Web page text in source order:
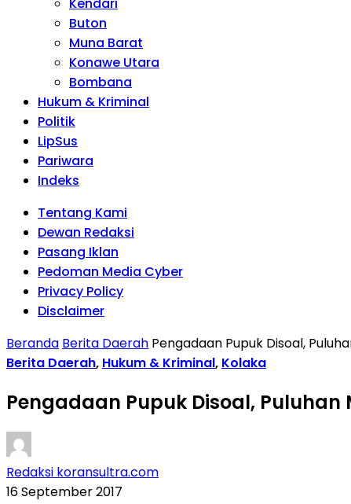
Buton
Muna Barat
Konawe Utara
Bombana
Hukum & Kriminal
Politik
LipSus
Pariwara
Indeks
Tentang Kami
Dewan Redaksi
Pasang Iklan
Pedoman Media Cyber
Privacy Policy
Disclaimer
Beranda Berita Daerah Pengadaan Pupuk Disoal,
Berita Daerah, Hukum & Kriminal, Kolaka
Pengadaan Pupuk Disoal,
Redaksi koransultra.com
16 September 2017